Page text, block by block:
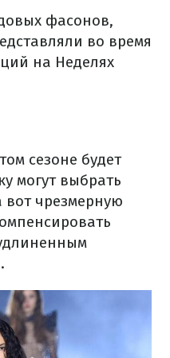
фасонов,
во время
на Неделях
сезоне будет
могут выбрать
вот чрезмерную